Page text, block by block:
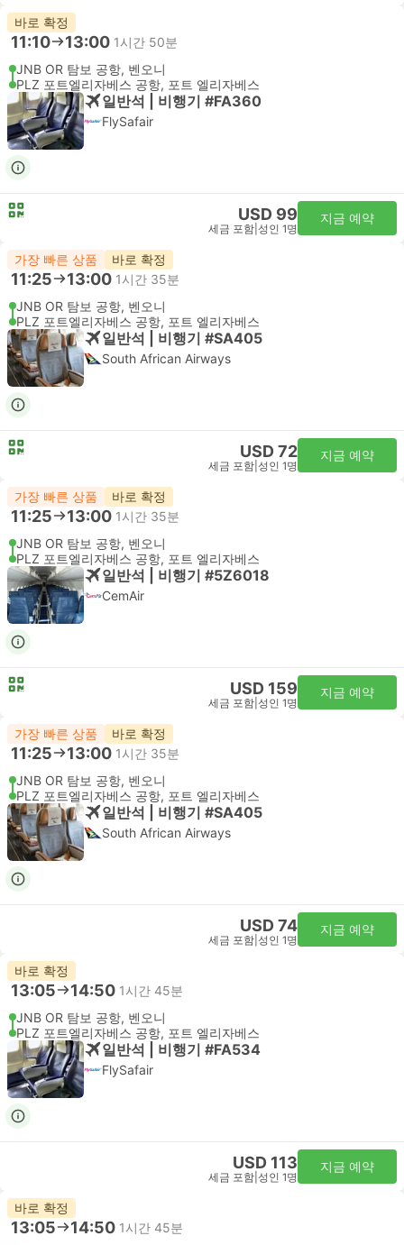
바로 확정
11:10 13:00 1시간 50분
JNB OR 탐보 공항, 벤오니
PLZ 포트엘리자베스 공항, 포트 엘리자베스
일반석 | 비행기 #FA360
FlySafair
USD 99
세금 포함 성인 1명
지금 예약
가장 빠른 상품 바로 확정
11:25 13:00 1시간 35분
JNB OR 탐보 공항, 벤오니
PLZ 포트엘리자베스 공항, 포트 엘리자베스
일반석 | 비행기 #SA405
South African Airways
USD 72
세금 포함 성인 1명
지금 예약
가장 빠른 상품 바로 확정
11:25 13:00 1시간 35분
JNB OR 탐보 공항, 벤오니
PLZ 포트엘리자베스 공항, 포트 엘리자베스
일반석 | 비행기 #5Z6018
CemAir
USD 159
세금 포함 성인 1명
지금 예약
가장 빠른 상품 바로 확정
11:25 13:00 1시간 35분
JNB OR 탐보 공항, 벤오니
PLZ 포트엘리자베스 공항, 포트 엘리자베스
일반석 | 비행기 #SA405
South African Airways
USD 74
세금 포함 성인 1명
지금 예약
바로 확정
13:05 14:50 1시간 45분
JNB OR 탐보 공항, 벤오니
PLZ 포트엘리자베스 공항, 포트 엘리자베스
일반석 | 비행기 #FA534
FlySafair
USD 113
세금 포함 성인 1명
지금 예약
바로 확정
13:05 14:50 1시간 45분